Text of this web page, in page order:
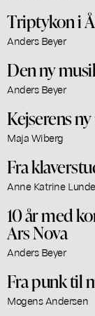
Triptykon i
Anders Beyer
Den ny
Anders Beyer
Kejserens
Maja Wiberg
Fra
Anne Katrine
10 år med
Ars Nova
Anders Beyer
Fra punk til
Mogens Andersen